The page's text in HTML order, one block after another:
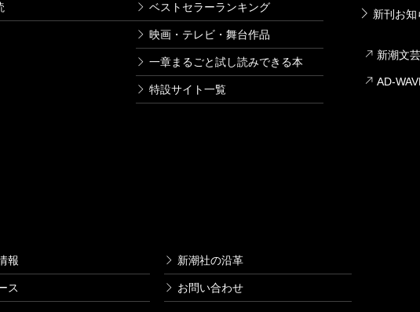
ベストセラーランキング
映画・テレビ・舞台作品
一章まるごと試し読みできる本
特設サイト一覧
報 新潮社の沿革
ス お問い合わせ
新刊お
新潮文
AD-